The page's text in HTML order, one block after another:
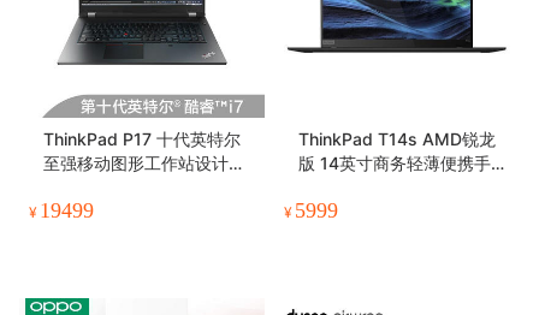
ThinkPad P17 十代英特尔
至强移动图形工作站设计师1
¥ 19499
ThinkPad T14s AMD锐龙
版 14英寸商务轻薄便携手提
¥ 5999